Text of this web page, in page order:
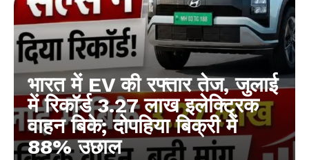
भारत में EV की रफ्तार तेज, जुलाई
में रिकॉर्ड 3.27 लाख इलेक्ट्रिक
वाहन बिके; दोपहिया बिक्री में
88% उछाल